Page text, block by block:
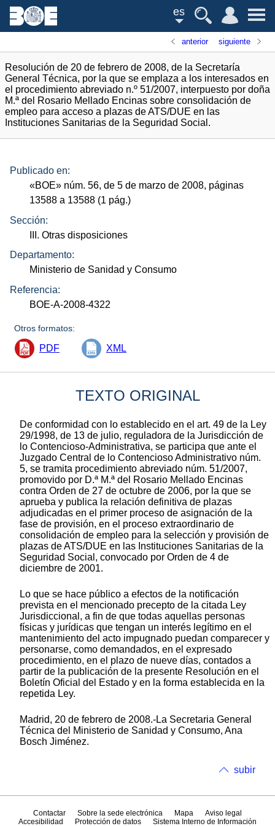
es
anterior siguiente
Resolución de 20 de febrero de 2008, de la Secretaría
General Técnica, por la que se emplaza a los interesados en
el procedimiento abreviado n.º 51/2007, interpuesto por doña
M.ª del Rosario Mellado Encinas sobre consolidación de
empleo para acceso a plazas de ATS/DUE en las
Instituciones Sanitarias de la Seguridad Social.
Publicado en:
«BOE» núm. 56, de 5 de marzo de 2008, páginas
13588 a 13588 (1 pág.)
Sección:
III. Otras disposiciones
Departamento:
Ministerio de Sanidad y Consumo
Referencia:
BOE-A-2008-4322
Otros formatos:
PDF XML
TEXTO ORIGINAL
De conformidad con lo establecido en el art. 49 de la Ley
29/1998, de 13 de julio, reguladora de la Jurisdicción de
lo Contencioso-Administrativa, se participa que ante el
Juzgado Central de lo Contencioso Administrativo núm.
5, se tramita procedimiento abreviado núm. 51/2007,
promovido por D.ª M.ª del Rosario Mellado Encinas
contra Orden de 27 de octubre de 2006, por la que se
aprueba y publica la relación definitiva de plazas
adjudicadas en el primer proceso de asignación de la
fase de provisión, en el proceso extraordinario de
consolidación de empleo para la selección y provisión de
plazas de ATS/DUE en las Instituciones Sanitarias de la
Seguridad Social, convocado por Orden de 4 de
diciembre de 2001.
Lo que se hace público a efectos de la notificación
prevista en el mencionado precepto de la citada Ley
Jurisdiccional, a fin de que todas aquellas personas
físicas y jurídicas que tengan un interés legítimo en el
mantenimiento del acto impugnado puedan comparecer y
personarse, como demandados, en el expresado
procedimiento, en el plazo de nueve días, contados a
partir de la publicación de la presente Resolución en el
Boletín Oficial del Estado y en la forma establecida en la
repetida Ley.
Madrid, 20 de febrero de 2008.-La Secretaria General
Técnica del Ministerio de Sanidad y Consumo, Ana
Bosch Jiménez.
subir
Contactar Sobre la sede electrónica Mapa
Aviso legal
Accesibilidad
Protección de datos Sistema Interno de Información